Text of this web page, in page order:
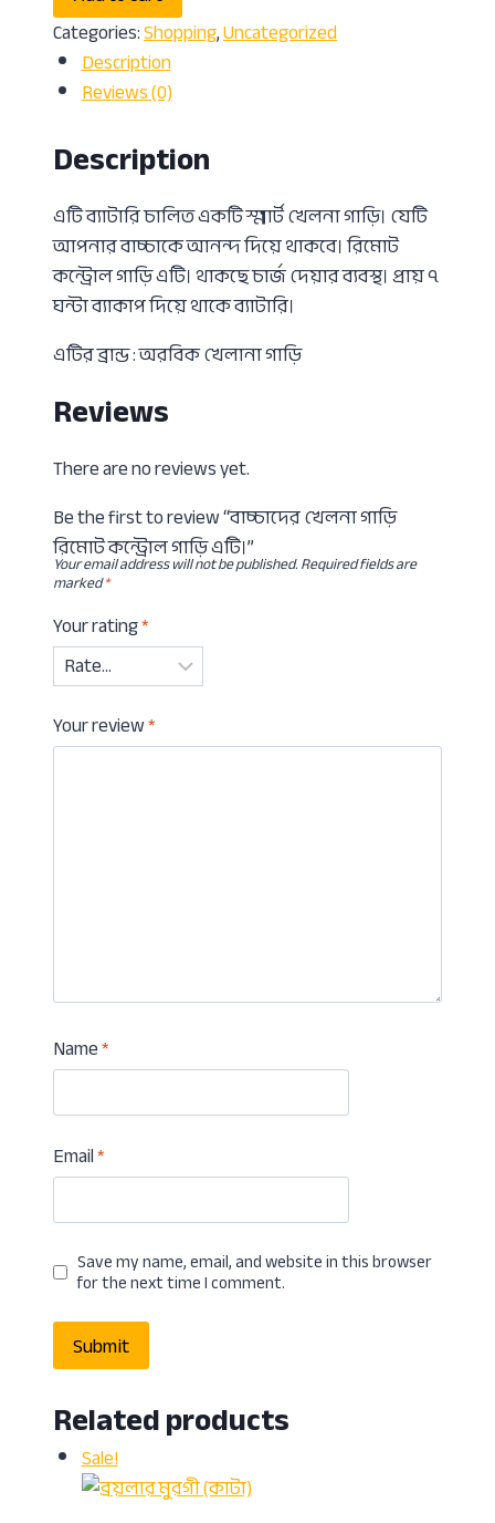
Categories:Shopping,Uncategorized
Description
Reviews (0)
Description
এটি ব্যাটারি চালিত একটি স্মার্ট খেলনা গাড়ি। যেটি
আপনার বাচ্চাকে আনন্দ দিয়ে থাকবে। রিমোট
কন্ট্রোল গাড়ি এটি। থাকছে চার্জ দেয়ার ব্যবস্থ। প্রায় ৭
ঘন্টা ব্যাকাপ দিয়ে থাকে ব্যাটারি।
এটির ব্রান্ড : অরবিক খেলানা গাড়ি
Reviews
There are no reviews yet.
Be the first to review “বাচ্চাদের খেলনা গাড়ি
রিমোট কন্ট্রোল গাড়ি এটি।”
Your email address will not be published.Required fields are
marked*
Your rating*
Your review*
Name*
Email*
Save my name, email, and website in this browser
for the next time I comment.
Related products
Sale!